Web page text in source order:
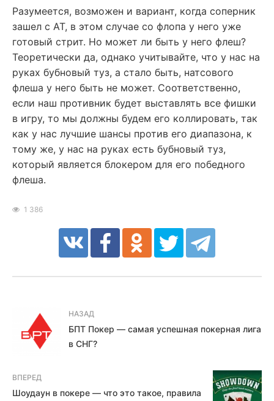
Разумеется, возможен и вариант, когда соперник
зашел с AT, в этом случае со флопа у него уже
готовый стрит. Но может ли быть у него флеш?
Теоретически да, однако учитывайте, что у нас на
руках бубновый туз, а стало быть, натсового
флеша у него быть не может. Соответственно,
если наш противник будет выставлять все фишки
в игру, то мы должны будем его коллировать, так
как у нас лучшие шансы против его диапазона, к
тому же, у нас на руках есть бубновый туз,
который является блокером для его победного
флеша.
1 386
НАЗАД
БПТ Покер — самая успешная покерная лига
в СНГ?
ВПЕРЕД
Шоудаун в покере — что это такое, правила